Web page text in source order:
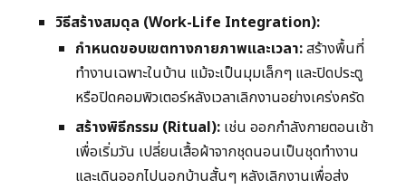
วิธีสร้างสมดุล (Work-Life Integration):
กำหนดขอบเขตทางกายภาพและเวลา:สร้างพื้นที่
ทำงานเฉพาะในบ้าน แม้จะเป็นมุมเล็กๆ และปิดประตู
หรือปิดคอมพิวเตอร์หลังเวลาเลิกงานอย่างเคร่งครัด
สร้างพิธีกรรม (Ritual): เช่น ออกกำลังกายตอนเช้า
เพื่อเริ่มวัน เปลี่ยนเสื้อผ้าจากชุดนอนเป็นชุดทำงาน
และเดินออกไปนอกบ้านสั้นๆ หลังเลิกงานเพื่อส่ง